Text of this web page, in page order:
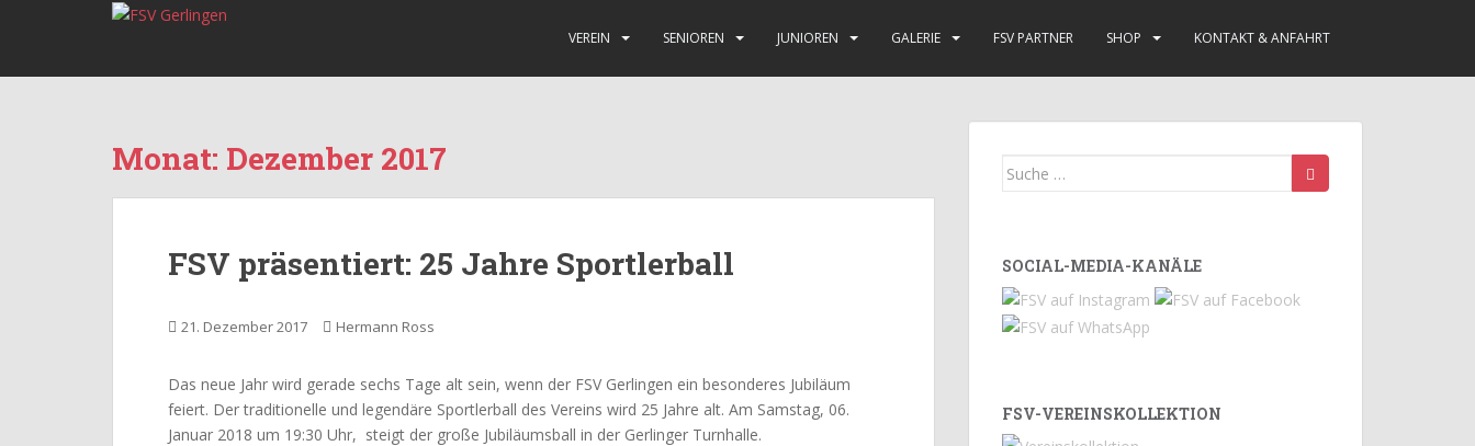
VEREIN SENIOREN JUNIOREN GALERIE FSV PARTNER SHOP KONTAKT & ANFAHRT
Monat: Dezember 2017
FSV präsentiert: 25 Jahre Sportlerball
21. Dezember 2017 Hermann Ross
Das neue Jahr wird gerade sechs Tage alt sein, wenn der FSV Gerlingen ein besonderes Jubiläum
feiert. Der traditionelle und legendäre Sportlerball des Vereins wird 25 Jahre alt. Am Samstag, 06.
Januar 2018 um 19:30 Uhr, steigt der große Jubiläumsball in der Gerlinger Turnhalle.
Suche
SOCIAL-MEDIA-KANÄLE
FSV-VEREINSKOLLEKTION